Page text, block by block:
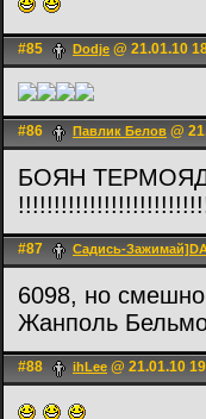
#85 Dodje @ 21.01.10
#86 Павлик Белов @
БОЯН
#87 Садись-
6098, но
Жанполь
#88 ihLee @ 21.01.10